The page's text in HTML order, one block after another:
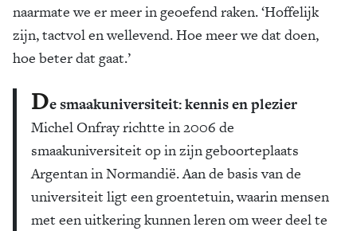
naarmate we er meer in geoefend raken. ‘Hoffelijk
zijn, tactvol en wellevend. Hoe meer we dat doen,
hoe beter dat gaat.’
De smaakuniversiteit: kennis en plezier
Michel Onfray richtte in 2006 de
smaakuniversiteit op in zijn geboorteplaats
Argentan in Normandië. Aan de basis van de
universiteit ligt een groentetuin, waarin mensen
met een uitkering kunnen leren om weer deel te